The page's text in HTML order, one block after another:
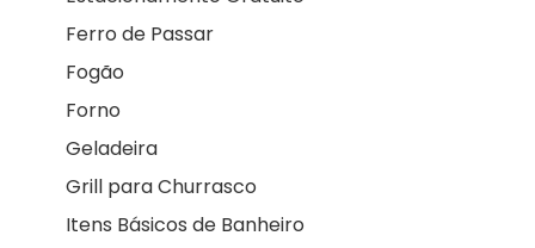
Ferro de Passar
Fogão
Forno
Geladeira
Grill para Churrasco
Itens Básicos de Banheiro